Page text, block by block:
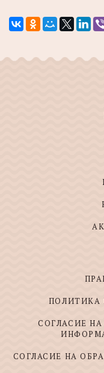
ПОЛИТИКА
СОГЛАСИЕ
СОГЛАСИЕ НА